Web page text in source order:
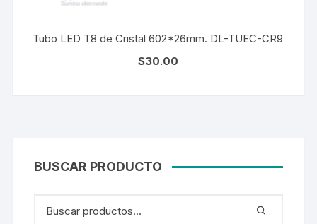
Tubo LED T8 de Cristal 602*26mm. DL-TUEC-CR9
$30.00
BUSCAR PRODUCTO